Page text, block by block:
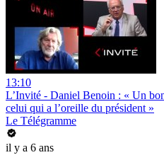
13:10
L’Invité - Daniel Benoin : « Un
celui qui a l’oreille du président »
Le Télégramme
il y a 6 ans